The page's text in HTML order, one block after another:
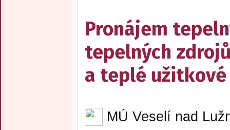
Pronájem
tepelných
a teplé užitkové
MÚ Veselí nad